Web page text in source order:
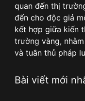
quan đến thị
đến cho độc giả
kết hợp giữa kiến
trường vàng,
và tuân thủ pháp
Bài viết mới